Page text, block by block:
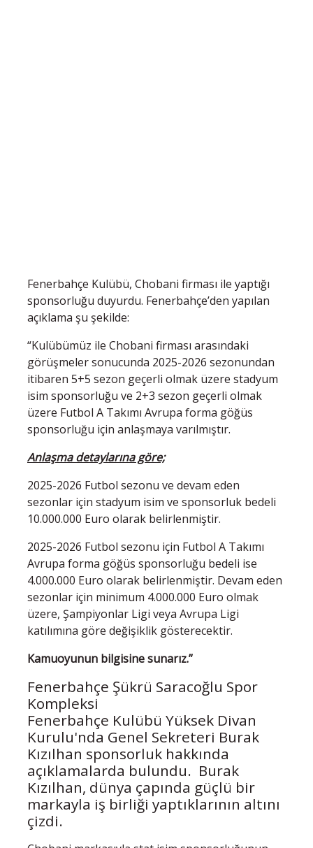
Fenerbahçe Kulübü, Chobani firması ile yaptığı
sponsorluğu duyurdu. Fenerbahçe’den yapılan
açıklama şu şekilde:
“Kulübümüz ile Chobani firması arasındaki
görüşmeler sonucunda 2025-2026 sezonundan
itibaren 5+5 sezon geçerli olmak üzere stadyum
isim sponsorluğu ve 2+3 sezon geçerli olmak
üzere Futbol A Takımı Avrupa forma göğüs
sponsorluğu için anlaşmaya varılmıştır.
Anlaşma detaylarına göre;
2025-2026 Futbol sezonu ve devam eden
sezonlar için stadyum isim ve sponsorluk bedeli
10.000.000 Euro olarak belirlenmiştir.
2025-2026 Futbol sezonu için Futbol A Takımı
Avrupa forma göğüs sponsorluğu bedeli ise
4.000.000 Euro olarak belirlenmiştir. Devam eden
sezonlar için minimum 4.000.000 Euro olmak
üzere, Şampiyonlar Ligi veya Avrupa Ligi
katılımına göre değişiklik gösterecektir.
Kamuoyunun bilgisine sunarız.”
Fenerbahçe Şükrü Saracoğlu Spor
Kompleksi
Fenerbahçe Kulübü Yüksek Divan
Kurulu'nda Genel Sekreteri Burak
Kızılhan sponsorluk hakkında
açıklamalarda bulundu. Burak
Kızılhan, dünya çapında güçlü bir
markayla iş birliği yaptıklarının altını
çizdi.